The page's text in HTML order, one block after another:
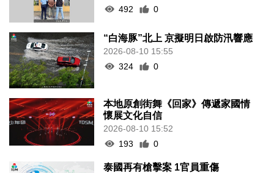
492
0
“白海豚”北上 京擬明日啟防汛響應
2026-08-10 15:55
324
0
本地原創街舞《回家》傳遞家國情
懷展文化自信
2026-08-10 15:52
193
0
泰國再有槍擊案 1官員重傷